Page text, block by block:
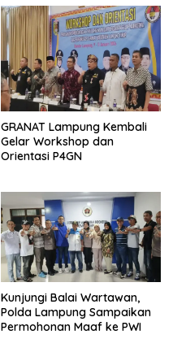
GRANAT Lampung Kembali
Gelar Workshop dan
Orientasi P4GN
Kunjungi Balai Wartawan,
Polda Lampung Sampaikan
Permohonan Maaf ke PWI